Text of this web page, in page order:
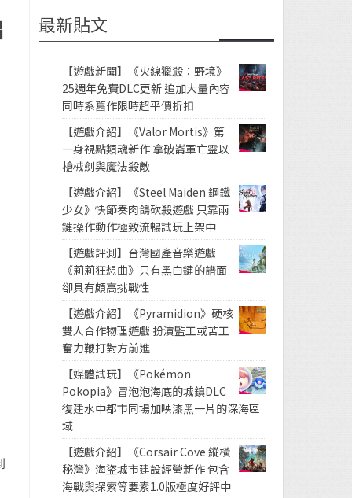
最新貼文
【遊戲新聞】《火線獵殺：野境》
25週年免費DLC更新 追加大量內容
同時系舊作限時超平價折扣
【遊戲介紹】《Valor Mortis》第
一身視點類魂新作 拿破崙軍亡靈以
槍械劍與魔法殺敵
【遊戲介紹】《Steel Maiden 鋼鐵
少女》快節奏肉鴿砍殺遊戲 只靠兩
鍵操作動作極致流暢試玩上架中
【遊戲評測】台灣國產音樂遊戲
《莉莉狂想曲》只有黑白鍵的譜面
卻具有頗高挑戰性
【遊戲介紹】《Pyramidion》硬核
雙人合作物理遊戲 扮演監工或苦工
奮力鞭打對方前進
【媒體試玩】《Pokémon
Pokopia》冒泡泡海底的城鎮DLC
復建水中都市同場加映漆黑一片的深海區
域
【遊戲介紹】《Corsair Cove 縱橫
秘灣》海盜城市建設經營新作 包含
海戰與探索等要素1.0版極度好評中